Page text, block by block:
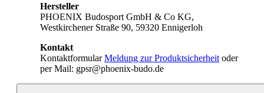
Hersteller
PHOENIX Budosport GmbH & Co KG,
Westkirchener Straße 90, 59320 Ennigerloh
Kontakt
KontaktformularMeldung zur Produktsicherheit oder
per Mail: gpsr@phoenix-budo.de